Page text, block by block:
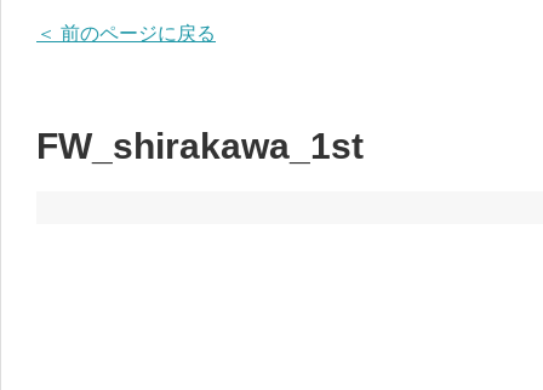
＜ 前のページに戻る
FW_shirakawa_1st